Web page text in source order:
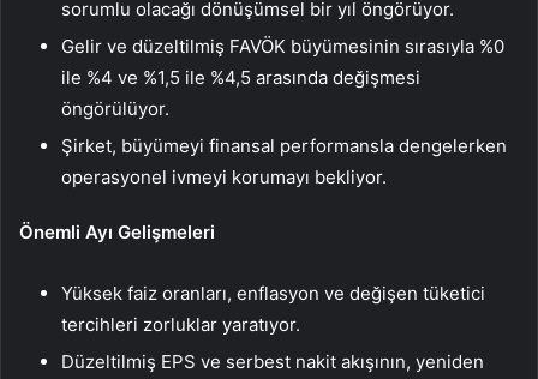
sorumlu olacağı dönüşümsel bir yıl öngörüyor.
Gelir ve düzeltilmiş FAVÖK büyümesinin sırasıyla %0
ile %4 ve %1,5 ile %4,5 arasında değişmesi
öngörülüyor.
Şirket, büyümeyi finansal performansla dengelerken
operasyonel ivmeyi korumayı bekliyor.
Önemli Ayı Gelişmeleri
Yüksek faiz oranları, enflasyon ve değişen tüketici
tercihleri ​​zorluklar yaratıyor.
Düzeltilmiş EPS ve serbest nakit akışının, yeniden